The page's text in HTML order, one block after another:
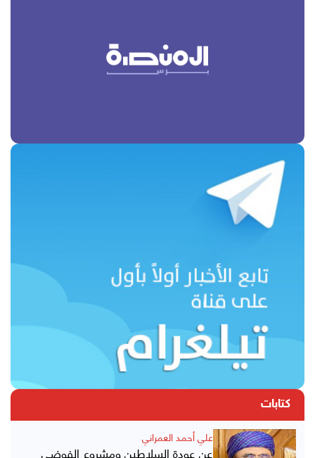
كتابات
علي أحمد العمراني
عن عودة السلاطين ومشروع الفوضى